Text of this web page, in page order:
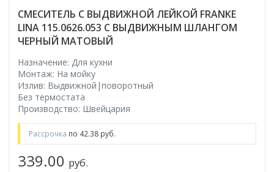
СМЕСИТЕЛЬ С ВЫДВИЖНОЙ ЛЕЙКОЙ FRANKE
LINA 115.0626.053 С ВЫДВИЖНЫМ ШЛАНГОМ
ЧЕРНЫЙ МАТОВЫЙ
Назначение: Для кухни
Монтаж: На мойку
Излив: Выдвижной|поворотный
Без термостата
Производство: Швейцария
Рассрочка по 42.38 руб.
339.00 руб.